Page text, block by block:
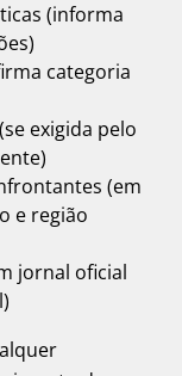
(informa
categoria
exigida pelo
(em
e região
jornal oficial